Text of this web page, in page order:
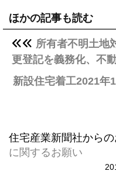
ほかの記事も読む
所有者不明土地
更登記を義務化、不
新設住宅着工2021年
住宅産業新聞社からの
に関するお願い